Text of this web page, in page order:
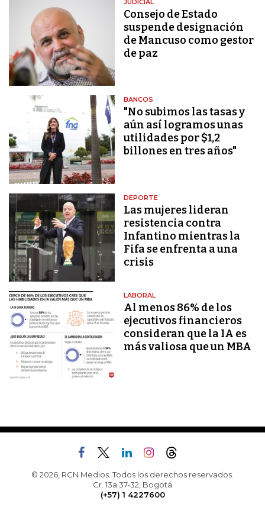
JUDICIAL
Consejo de Estado
suspende designación
de Mancuso como gestor
de paz
BANCOS
"No subimos las tasas y
aún así logramos unas
utilidades por $1,2
billones en tres años"
DEPORTE
Las mujeres lideran
resistencia contra
Infantino mientras la
Fifa se enfrenta a una
crisis
LABORAL
Al menos 86% de los
ejecutivos financieros
consideran que la IA es
más valiosa que un MBA
© 2026, RCN Medios. Todos los derechos reservados.
Cr. 13a 37-32, Bogotá
(+57) 1 4227600